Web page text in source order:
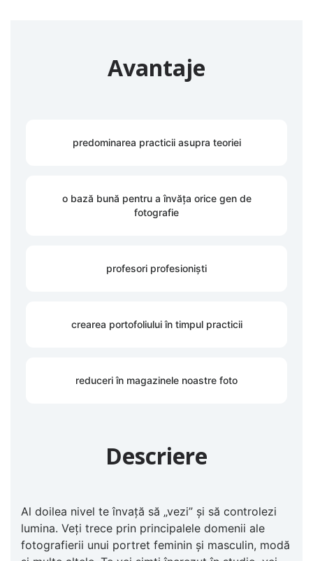
Avantaje
predominarea practicii asupra teoriei
o bază bună pentru a învăța orice gen de
fotografie
profesori profesioniști
crearea portofoliului în timpul practicii
reduceri în magazinele noastre foto
Descriere
Al doilea nivel te învață să „vezi” și să controlezi
lumina. Veți trece prin principalele domenii ale
fotografierii unui portret feminin și masculin, modă